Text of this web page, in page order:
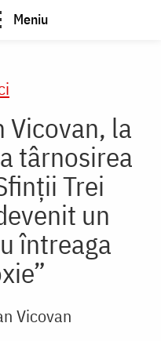
Meniu
Vicovan, la
târnosirea
Trei
un
întreaga
Vicovan